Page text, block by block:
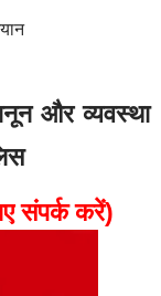
और व्यवस्था
संपर्क करें)